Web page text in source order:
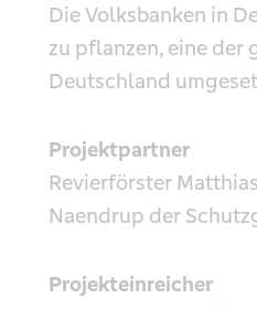
Die Volksbanken in
zu pflanzen, eine
Deutschland
Projektpartner
Revierförster
Naendrup der
Projekteinreicher